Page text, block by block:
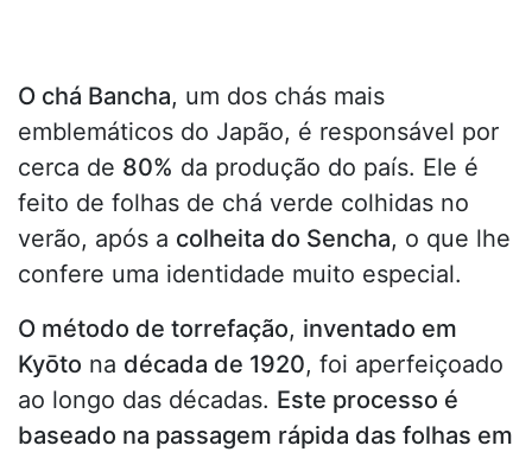
O chá Bancha, um dos chás mais
emblemáticos do Japão, é responsável por
cerca de 80% da produção do país. Ele é
feito de folhas de chá verde colhidas no
verão, após a colheita do Sencha, o que lhe
confere uma identidade muito especial.
O método de torrefação, inventado em
Kyōto na década de 1920, foi aperfeiçoado
ao longo das décadas. Este processo é
baseado na passagem rápida das folhas em